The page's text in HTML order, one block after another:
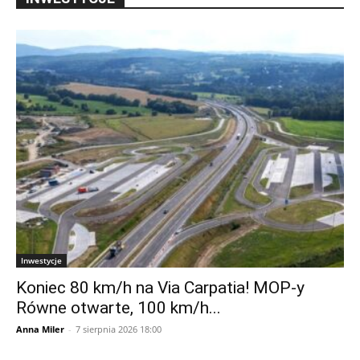
Inwestycje
Koniec 80 km/h na Via Carpatia! MOP-y
Równe otwarte, 100 km/h...
Anna Miler - 7 sierpnia 2026 18:00